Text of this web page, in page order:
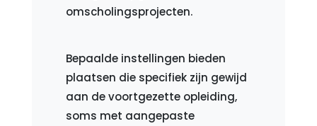
omscholingsprojecten.
Bepaalde instellingen bieden
plaatsen die specifiek zijn gewijd
aan de voortgezette opleiding,
soms met aangepaste